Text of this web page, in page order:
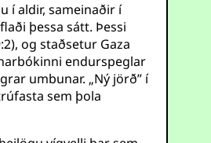
í aldir, sameinaðir í
þessa sátt. Þessi
og staðsetur Gaza
endurspeglar
umbunar. „Ný jörð” í
sem þola